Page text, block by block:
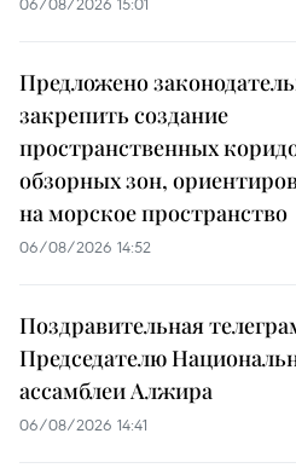
Предложено
закрепить создание
пространственных
обзорных зон,
на морское пространство
06/08/2026 14:52
Поздравительная
Председателю
ассамблеи Алжира
06/08/2026 14:41